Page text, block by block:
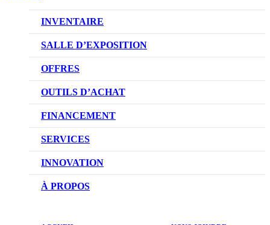
INVENTAIRE
VÉHICULES NEUFS
VÉHICULES D’OCCASION
SALLE D’EXPOSITION
OFFRES
OFFRES DU CONCESSIONNAIRE
OUTILS D’ACHAT
CONFIGUREZ VOTRE VÉHICULE
RÉSERVEZ UN ESSAI ROUTIER
DEMANDEZ UN PRIX
FINANCEMENT
NOTRE DIFFÉRENCE
DEMANDE DE CRÉDIT AUTO
SERVICES
NOTRE PROMESSE
PRENDRE UN RENDEZ-VOUS
INNOVATION
TECHNOLOGIE SKYACTIV
À PROPOS